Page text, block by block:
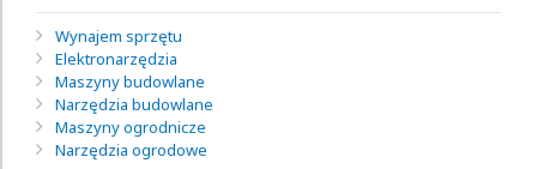
Wynajem sprzętu
Elektronarzędzia
Maszyny budowlane
Narzędzia budowlane
Maszyny ogrodnicze
Narzędzia ogrodowe